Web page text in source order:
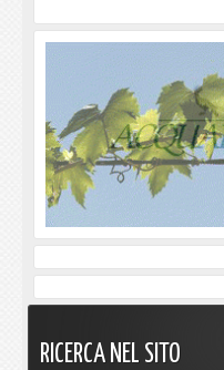
RICERCA NEL SITO